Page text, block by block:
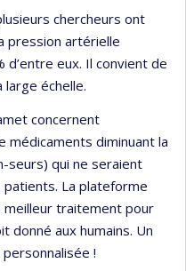
chercheurs ont
pression artérielle
d’entre eux. Il convient de
large échelle.
concernent
diminuant la
seurs) qui ne seraient
La plateforme
traitement pour
donné aux humains. Un
!